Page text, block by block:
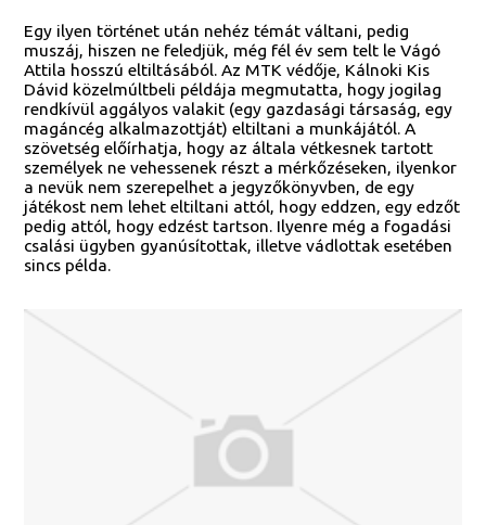
Egy ilyen történet után nehéz témát váltani, pedig
muszáj, hiszen ne feledjük, még fél év sem telt le Vágó
Attila hosszú eltiltásából. Az MTK védője, Kálnoki Kis
Dávid közelmúltbeli példája megmutatta, hogy jogilag
rendkívül aggályos valakit (egy gazdasági társaság, egy
magáncég alkalmazottját) eltiltani a munkájától. A
szövetség előírhatja, hogy az általa vétkesnek tartott
személyek ne vehessenek részt a mérkőzéseken, ilyenkor
a nevük nem szerepelhet a jegyzőkönyvben, de egy
játékost nem lehet eltiltani attól, hogy eddzen, egy edzőt
pedig attól, hogy edzést tartson. Ilyenre még a fogadási
csalási ügyben gyanúsítottak, illetve vádlottak esetében
sincs példa.